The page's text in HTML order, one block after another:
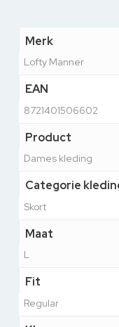
Merk
Lofty Manner
EAN
8721401506602
Product
Dames kleding
Categorie
Skort
Maat
L
Fit
Regular